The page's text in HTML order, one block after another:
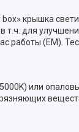
крышка
т.ч. для
работы (EM).
или